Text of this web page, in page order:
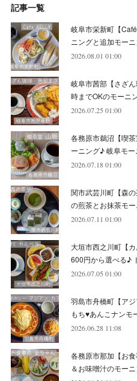
(5
(7)
(10
( 6)
(10)
(6
(5)
(6)
(8)
(7
(9)
(4)
(6)
(7
(11)
(7)
(9)
(2)
(7
(7)
(5)
(1)
(8)
(4)
(7)
(4)
(5)
(4)
(4)
(10)
(10)
(6)
(7)
(8)
(7)
(6)
(5)
(6)
(8)
(8)
(5)
(8)
(8)
(8)
(9)
(9)
(9)
(7)
(11)
(10)
(10)
(12)
(16)
(9)
(13)
(8)
(6)
(12)
(6)
記事一覧
岐阜市栄新町【
ニングと追加モー
2026.08.01 01:00
岐阜市茜部【さざ
時までOKのモーニ
2026.07.25 01:00
各務原市鵜沼【喫
ーニング♪ 岐阜モ
2026.07.18 01:00
関市武芸川町【森
の煎茶とお抹茶モ
2026.07.11 01:00
大垣市西之川町【
600円から選べる♪
2026.07.05 01:00
羽島市舟橋町【ア
もち♥あんこナンモ
2026.06.28 11:08
各務原市那加【お
＆お味噌汁のモー